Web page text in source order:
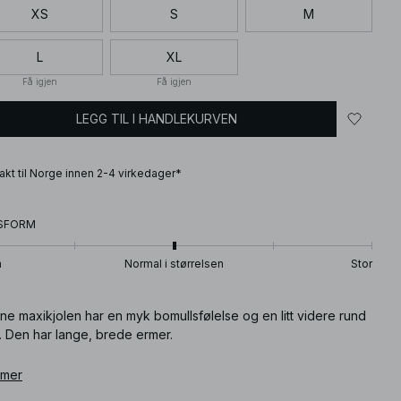
XS S M
L
Få igjen
XL
Få igjen
LEGG TIL I HANDLEKURVEN
til Norge innen 2-4 virkedager*
Normal i størrelsen Stor
maxikjolen har en myk bomullsfølelse og en litt videre rund
Den har lange, brede ermer.